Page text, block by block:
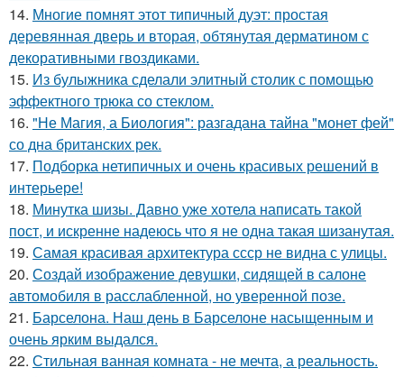
14. Многие помнят этот типичный дуэт: простая
деревянная дверь и вторая, обтянутая дерматином с
декоративными гвоздиками.
15. Из булыжника сделали элитный столик с помощью
эффектного трюка со стеклом.
16. "Не Магия, а Биология": разгадана тайна "монет фей"
со дна британских рек.
17. Подборка нетипичных и очень красивых решений в
интерьере!
18. Минутка шизы. Давно уже хотела написать такой
пост, и искренне надеюсь что я не одна такая шизанутая.
19. Самая красивая архитектура ссср не видна с улицы.
20. Создай изображение девушки, сидящей в салоне
автомобиля в расслабленной, но уверенной позе.
21. Барселона. Наш день в Барселоне насыщенным и
очень ярким выдался.
22. Стильная ванная комната - не мечта, а реальность.